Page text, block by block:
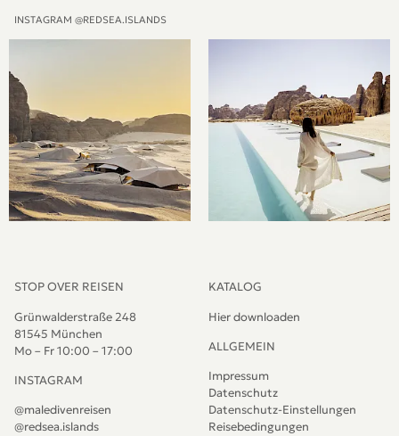
INSTAGRAM @REDSEA.ISLANDS
STOP OVER REISEN
Grünwalderstraße 248
81545 München
Mo – Fr 10:00 – 17:00
INSTAGRAM
@maledivenreisen
@redsea.islands
KATALOG
Hier downloaden
ALLGEMEIN
Impressum
Datenschutz
Datenschutz-Einstellungen
Reisebedingungen